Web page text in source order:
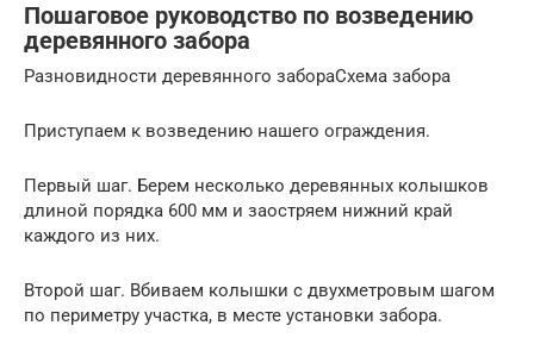
Пошаговое руководство по возведению
деревянного забора
Разновидности деревянного забораСхема забора
Приступаем к возведению нашего ограждения.
Первый шаг. Берем несколько деревянных колышков
длиной порядка 600 мм и заостряем нижний край
каждого из них.
Второй шаг. Вбиваем колышки с двухметровым шагом
по периметру участка, в месте установки забора.